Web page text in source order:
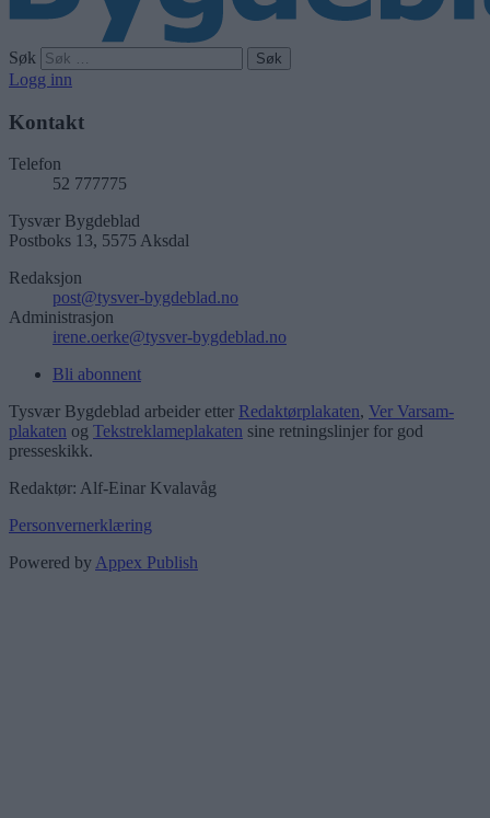
Søk
Logg inn
Kontakt
Telefon
52 777775
Tysvær Bygdeblad
Postboks 13, 5575 Aksdal
Redaksjon
post@tysver-bygdeblad.no
Administrasjon
irene.oerke@tysver-bygdeblad.no
Bli abonnent
Tysvær Bygdeblad arbeider etter Redaktørplakaten, Ver Varsam-
plakaten og Tekstreklameplakaten sine retningslinjer for god
presseskikk.
Redaktør: Alf-Einar Kvalavåg
Personvernerklæring
Powered byAppex Publish